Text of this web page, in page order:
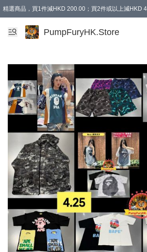
精選商品，買1件減HKD 200.00；買2件或以上減HKD
AAPE商品,會員專享9折或以上（按會員等級）AAPE
精選商品，任選買2件或以上減HKD 100.00
購物滿 HKD 800.00即享免運費優惠！（適用於 特定的
PumpFuryHK.Store